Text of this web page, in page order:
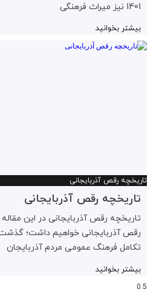
1401 نیز میراث فرهنگی
بیشتر بخوانید
تاریخچه رقص آذربایجانی
تاریخچه رقص آذربایجانی
تاریخچه رقص آذربایجانی در این
رقص آذربایجانی خواهیم داشت؛
تکامل فرهنگ عمومی مردم آذربایجان
بیشتر بخوانید